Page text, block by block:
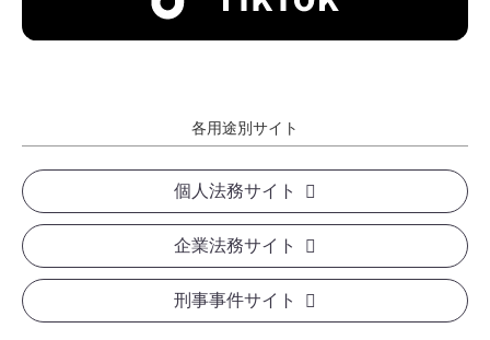
各用途別サイト
個人法務サイト
企業法務サイト
刑事事件サイト